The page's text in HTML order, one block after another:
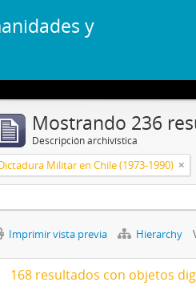
y
Mostrando 236
Descripción archivística
Militar en Chile (1973-1990)
Imprimir vista previa Hierarchy
168 resultados con objetos